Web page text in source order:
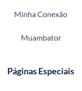
Minha Conexão
Muambator
Páginas Especiais